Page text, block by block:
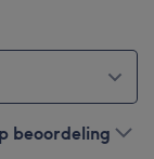
beoordeling